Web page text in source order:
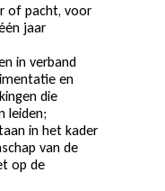
of pacht, voor
jaar
in verband
en
die
leiden;
in het kader
van de
op de